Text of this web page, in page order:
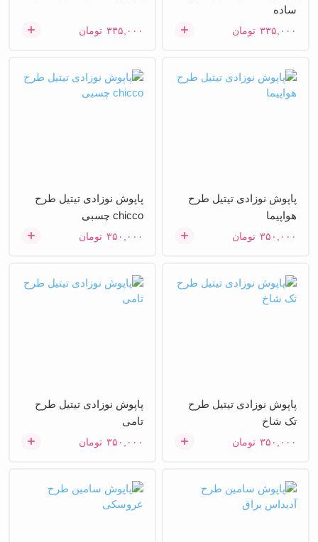
ساده
۳۳۵,۰۰۰ تومان ۳۳۵,۰۰۰ تومان
پاپوش نوزادی تیتیل طرح
هواپیما
۳۵۰,۰۰۰ تومان
پاپوش نوزادی تیتیل طرح
chicco چسبی
۳۵۰,۰۰۰ تومان
پاپوش نوزادی تیتیل طرح
تک شاخ
۳۵۰,۰۰۰ تومان
پاپوش نوزادی تیتیل طرح
تامی
۳۵۰,۰۰۰ تومان